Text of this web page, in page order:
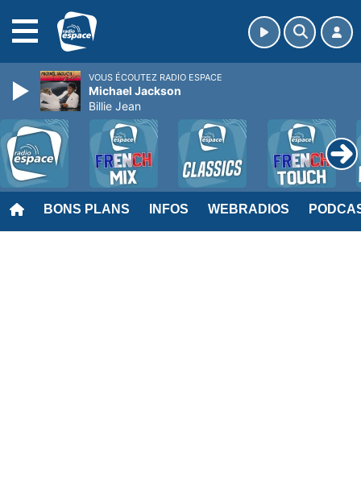
BONS PLANS INFOS WEBRADIOS
VOUS ÉCOUTEZ RADIO ESPACE
Michael Jackson
Billie Jean